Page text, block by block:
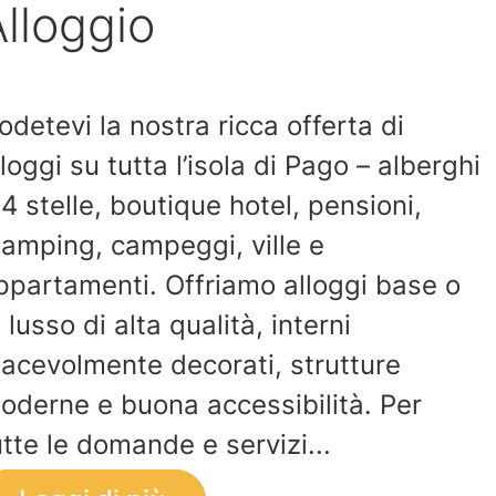
la nostra ricca offerta di
su tutta l’isola di Pago – alberghi
stelle, boutique hotel, pensioni,
campeggi, ville e
Offriamo alloggi base o
lusso di alta qualità, interni
decorati, strutture
e buona accessibilità. Per
le domande e servizi...